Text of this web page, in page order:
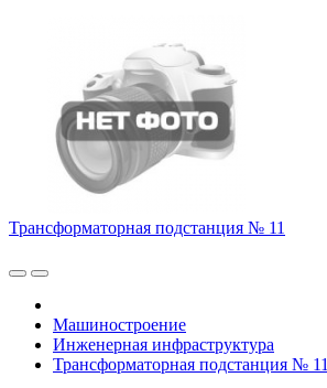
Трансформаторная подстанция № 11
Машиностроение
Инженерная инфраструктура
Трансформаторная подстанция № 11